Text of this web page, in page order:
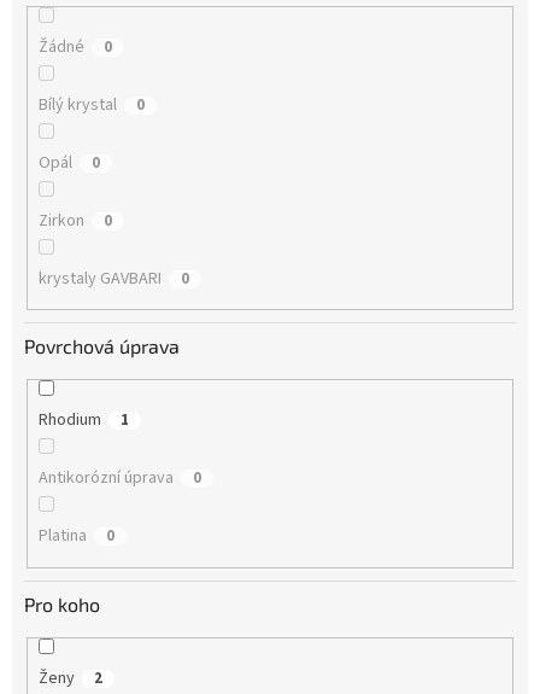
Žádné 0
Bílý krystal 0
Opál 0
Zirkon 0
krystaly GAVBARI 0
Povrchová úprava
Rhodium 1
Antikorózní úprava 0
Platina 0
Pro koho
Ženy 2